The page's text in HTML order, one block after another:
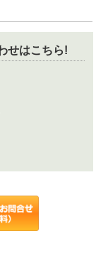
せはこちら!